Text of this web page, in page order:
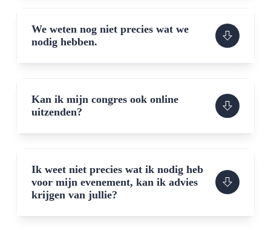
We weten nog niet precies wat we
nodig hebben.
Kan ik mijn congres ook online
uitzenden?
Ik weet niet precies wat ik nodig heb
voor mijn evenement, kan ik advies
krijgen van jullie?